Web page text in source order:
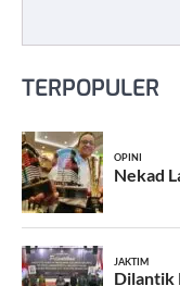
TERPOPULER